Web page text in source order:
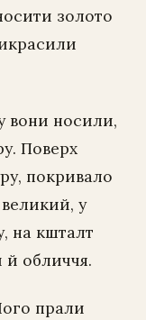
золото
вони носили,
Поверх
покривало
у
на кшталт
й обличчя.
прали